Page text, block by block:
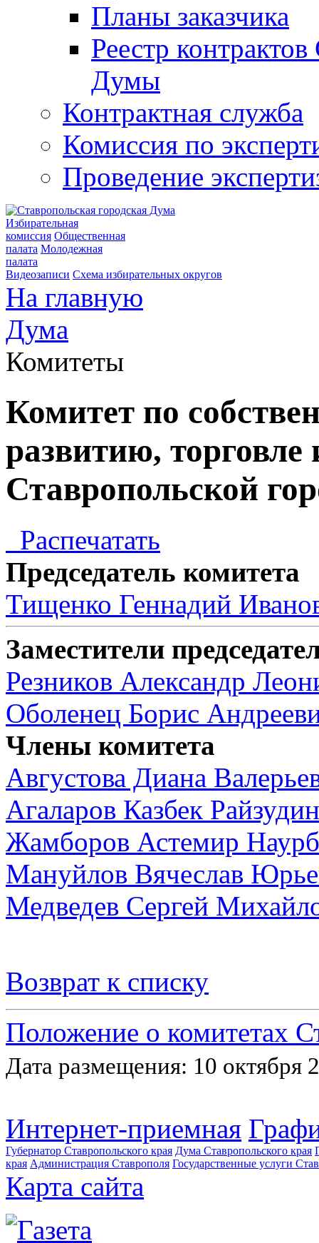
Планы заказчика
Реестр
Думы
Контрактная служба
Комиссия по
Проведение
Избирательная
комиссия Общественная
палата Молодежная
палата
Видеозаписи Схема избирательных округов
На главную
Дума
Комитеты
Комитет по
развитию,
Ставропольской
Распечатать
Председатель комитета
Тищенко Геннадий
Заместители
Резников Александр
Оболенец Борис
Члены комитета
Августова Диана
Агаларов Казбек
Жамборов Астемир
Мануйлов Вячеслав
Медведев Сергей
Возврат к списку
Положение о комитетах
Дата размещения: 10 октября
Интернет-приемная
Губернатор Ставропольского края Дума Ставропольского края
края Администрация Ставрополя Государственные услуги
Карта сайта